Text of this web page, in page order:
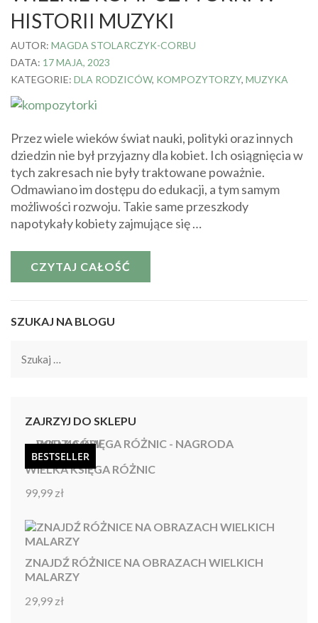
HISTORII MUZYKI
AUTOR: MAGDA STOLARCZYK-CORBU
DATA: 17 MAJA, 2023
KATEGORIE: DLA RODZICÓW, KOMPOZYTORZY, MUZYKA
Przez wiele wieków świat nauki, polityki oraz innych
dziedzin nie był przyjazny dla kobiet. Ich osiągnięcia w
tych zakresach nie były traktowane poważnie.
Odmawiano im dostępu do edukacji, a tym samym
możliwości rozwoju. Takie same przeszkody
napotykały kobiety zajmujące się …
CZYTAJ CAŁOŚĆ
SZUKAJ NA BLOGU
Szukaj:
ZAJRZYJ DO SKLEPU
BESTSELLER
WIELKA KSIĘGA RÓŻNIC
Oceniono
99,99 zł
ZNAJDŹ RÓŻNICE NA OBRAZACH WIELKICH
MALARZY
Oceniono
29,99 zł